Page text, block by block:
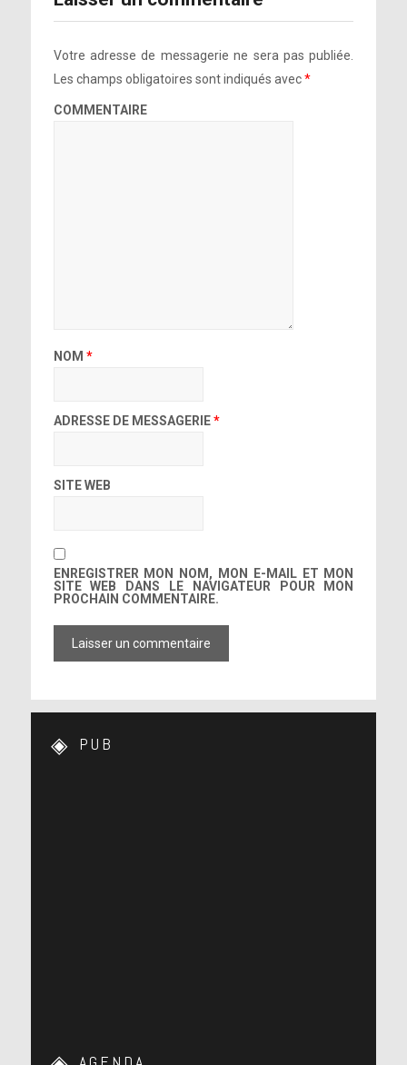
Votre adresse de messagerie ne sera pas publiée.
Les champs obligatoires sont indiqués avec*
COMMENTAIRE
NOM *
ADRESSE DE MESSAGERIE*
SITE WEB
ENREGISTRER MON NOM, MON E-MAIL ET MON
SITE WEB DANS LE NAVIGATEUR POUR MON
PROCHAIN COMMENTAIRE.
PUB